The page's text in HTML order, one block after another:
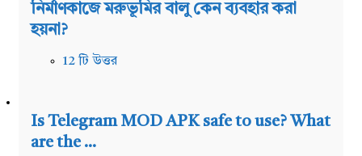
নির্মাণকাজে মরুভূমির বালু কেন ব্যবহার করা
হয়না?
12 টি উত্তর
Is Telegram MOD APK safe to use? What
are the ...